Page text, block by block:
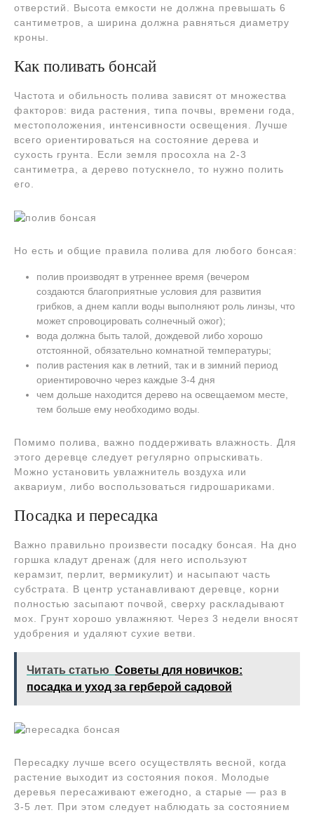
отверстий. Высота емкости не должна превышать 6
сантиметров, а ширина должна равняться диаметру
кроны.
Как поливать бонсай
Частота и обильность полива зависят от множества
факторов: вида растения, типа почвы, времени года,
местоположения, интенсивности освещения. Лучше
всего ориентироваться на состояние дерева и
сухость грунта. Если земля просохла на 2-3
сантиметра, а дерево потускнело, то нужно полить
его.
Но есть и общие правила полива для любого бонсая:
полив производят в утреннее время (вечером
создаются благоприятные условия для развития
грибков, а днем капли воды выполняют роль линзы, что
может спровоцировать солнечный ожог);
вода должна быть талой, дождевой либо хорошо
отстоянной, обязательно комнатной температуры;
полив растения как в летний, так и в зимний период
ориентировочно через каждые 3-4 дня
чем дольше находится дерево на освещаемом месте,
тем больше ему необходимо воды.
Помимо полива, важно поддерживать влажность. Для
этого деревце следует регулярно опрыскивать.
Можно установить увлажнитель воздуха или
аквариум, либо воспользоваться гидрошариками.
Посадка и пересадка
Важно правильно произвести посадку бонсая. На дно
горшка кладут дренаж (для него используют
керамзит, перлит, вермикулит) и насыпают часть
субстрата. В центр устанавливают деревце, корни
полностью засыпают почвой, сверху раскладывают
мох. Грунт хорошо увлажняют. Через 3 недели вносят
удобрения и удаляют сухие ветви.
Читать статью Советы для новичков:
посадка и уход за герберой садовой
Пересадку лучше всего осуществлять весной, когда
растение выходит из состояния покоя. Молодые
деревья пересаживают ежегодно, а старые — раз в
3-5 лет. При этом следует наблюдать за состоянием